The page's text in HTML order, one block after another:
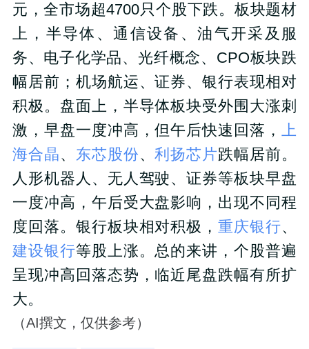
元，全市场超4700只个股下跌。板块题材
上，半导体、通信设备、油气开采及服
务、电子化学品、光纤概念、CPO板块跌
幅居前；机场航运、证券、银行表现相对
积极。盘面上，半导体板块受外围大涨刺
激，早盘一度冲高，但午后快速回落，
上
海合晶、 东芯股份、利扬芯片跌幅居前。
人形机器人、无人驾驶、证券等板块早盘
一度冲高，午后受大盘影响，出现不同程
度回落。银行板块相对积极，重庆银行、
建设银行等股上涨。总的来讲，个股普遍
呈现冲高回落态势，临近尾盘跌幅有所扩
大。
（AI撰文，仅供参考）